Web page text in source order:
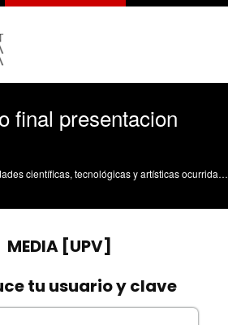
final presentacion
Divulgación de las actividades científicas, tecnológicas y artísticas ocurridas en los tres campus de la UPV